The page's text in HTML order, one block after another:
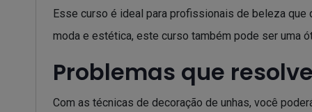
Esse curso é ideal para profissionais de beleza que
moda e estética, este curso também pode ser uma
Problemas que
Com as técnicas de decoração de unhas, você